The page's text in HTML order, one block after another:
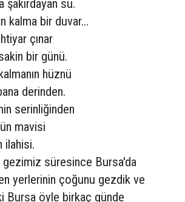
şakırdayan su.
kalma bir duvar...
çınar
bir günü.
hüznü
derinden.
serinliğinden
mavisi
ilahisi.
süresince Bursa'da
yerlerinin çoğunu gezdik ve
Bursa öyle birkaç günde